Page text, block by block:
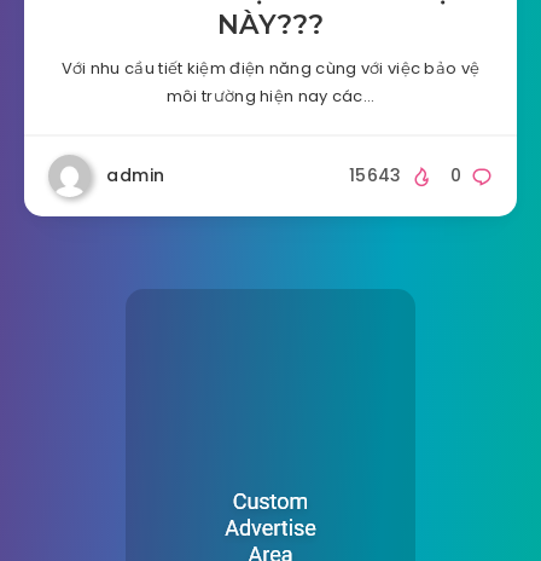
NÀY???
Với nhu cầu tiết kiệm điện năng cùng với việc bảo vệ
môi trường hiện nay các…
admin 0
15643